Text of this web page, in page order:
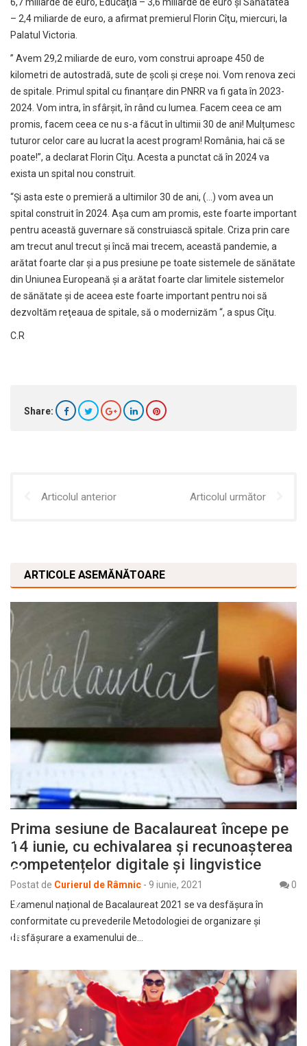
– 2,4 miliarde de euro, a afirmat premierul Florin Cîţu, miercuri, la
Palatul Victoria.
” Avem 29,2 miliarde de euro, vom construi aproape 450 de
kilometri de autostradă, sute de școli și creșe noi. Vom renova zeci
de spitale. Primul spital cu finanțare din PNRR va fi gata în 2023-
2024. Vom intra, în sfârșit, în rând cu lumea. Facem ceea ce am
promis, facem ceea ce nu s-a făcut în ultimii 30 de ani! Mulțumesc
tuturor celor care au lucrat la acest program! România, hai că se
poate!”, a declarat Florin Cîţu. Acesta a punctat că în 2024 va
exista un spital nou construit.
“Şi asta este o premieră a ultimilor 30 de ani, (…) vom avea un
spital construit în 2024. Aşa cum am promis, este foarte important
pentru această guvernare să construiască spitale. Criza prin care
am trecut anul trecut şi încă mai trecem, această pandemie, a
arătat foarte clar şi a pus presiune pe toate sistemele de sănătate
din Uniunea Europeană şi a arătat foarte clar limitele sistemelor
de sănătate şi de aceea este foarte important pentru noi să
dezvoltăm reţeaua de spitale, să o modernizăm “, a spus Cîţu.
C.R
Share:
Articolul anterior Articolul următor
ARTICOLE ASEMĂNĂTOARE
Prima sesiune de Bacalaureat începe pe
14 iunie, cu echivalarea și recunoașterea
competențelor digitale și lingvistice
Postat de Curierul de Râmnic - 9 iunie, 2021
0
Examenul național de Bacalaureat 2021 se va desfăşura în
conformitate cu prevederile Metodologiei de organizare şi
desfăşurare a examenului de…